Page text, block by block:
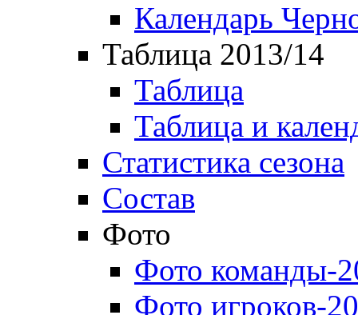
Календарь
Таблица 2013/14
Таблица
Таблица и
Статистика сезона
Состав
Фото
Фото команды-
Фото игроков-